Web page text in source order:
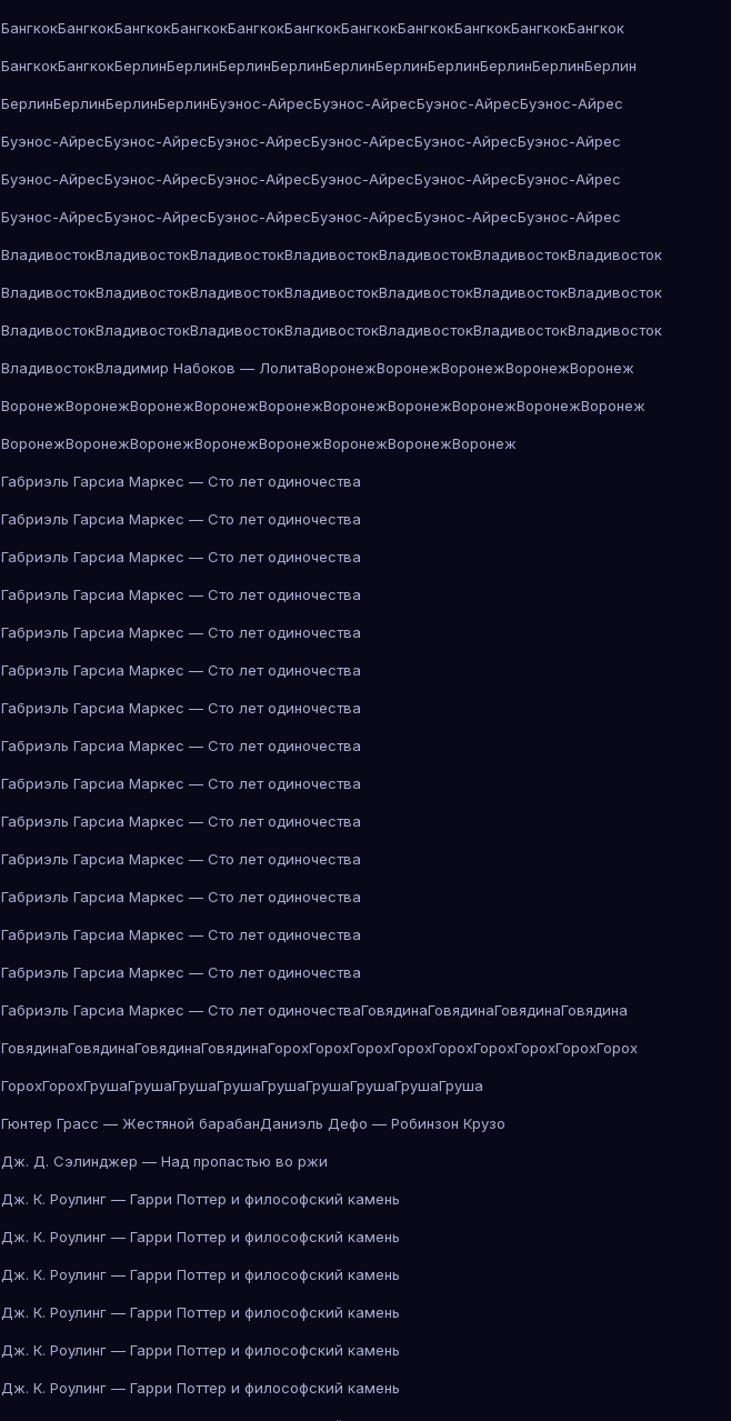
БангкокБангкокБангкокБангкокБангкокБангкокБангкокБангкокБангкокБангкокБангкок
БангкокБангкокБерлинБерлинБерлинБерлинБерлинБерлинБерлинБерлинБерлинБерлин
БерлинБерлинБерлинБерлинБуэнос-АйресБуэнос-АйресБуэнос-АйресБуэнос-Айрес
Буэнос-АйресБуэнос-АйресБуэнос-АйресБуэнос-АйресБуэнос-АйресБуэнос-Айрес
Буэнос-АйресБуэнос-АйресБуэнос-АйресБуэнос-АйресБуэнос-АйресБуэнос-Айрес
Буэнос-АйресБуэнос-АйресБуэнос-АйресБуэнос-АйресБуэнос-АйресБуэнос-Айрес
ВладивостокВладивостокВладивостокВладивостокВладивостокВладивостокВладивосток
ВладивостокВладивостокВладивостокВладивостокВладивостокВладивостокВладивосток
ВладивостокВладивостокВладивостокВладивостокВладивостокВладивостокВладивосток
ВладивостокВладимир Набоков — ЛолитаВоронежВоронежВоронежВоронежВоронеж
ВоронежВоронежВоронежВоронежВоронежВоронежВоронежВоронежВоронежВоронеж
ВоронежВоронежВоронежВоронежВоронежВоронежВоронежВоронеж
Габриэль Гарсиа Маркес — Сто лет одиночества
Габриэль Гарсиа Маркес — Сто лет одиночества
Габриэль Гарсиа Маркес — Сто лет одиночества
Габриэль Гарсиа Маркес — Сто лет одиночества
Габриэль Гарсиа Маркес — Сто лет одиночества
Габриэль Гарсиа Маркес — Сто лет одиночества
Габриэль Гарсиа Маркес — Сто лет одиночества
Габриэль Гарсиа Маркес — Сто лет одиночества
Габриэль Гарсиа Маркес — Сто лет одиночества
Габриэль Гарсиа Маркес — Сто лет одиночества
Габриэль Гарсиа Маркес — Сто лет одиночества
Габриэль Гарсиа Маркес — Сто лет одиночества
Габриэль Гарсиа Маркес — Сто лет одиночества
Габриэль Гарсиа Маркес — Сто лет одиночества
Габриэль Гарсиа Маркес — Сто лет одиночестваГовядинаГовядинаГовядинаГовядина
ГовядинаГовядинаГовядинаГовядинаГорохГорохГорохГорохГорохГорохГорохГорохГорох
ГорохГорохГрушаГрушаГрушаГрушаГрушаГрушаГрушаГрушаГруша
Гюнтер Грасс — Жестяной барабанДаниэль Дефо — Робинзон Крузо
Дж. Д. Сэлинджер — Над пропастью во ржи
Дж. К. Роулинг — Гарри Поттер и философский камень
Дж. К. Роулинг — Гарри Поттер и философский камень
Дж. К. Роулинг — Гарри Поттер и философский камень
Дж. К. Роулинг — Гарри Поттер и философский камень
Дж. К. Роулинг — Гарри Поттер и философский камень
Дж. К. Роулинг — Гарри Поттер и философский камень